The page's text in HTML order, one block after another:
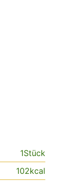
1Stück
102kcal